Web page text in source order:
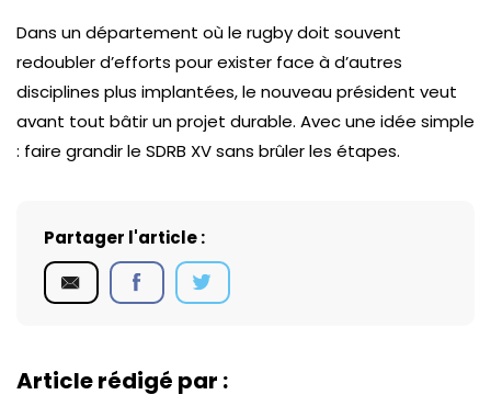
Dans un département où le rugby doit souvent
redoubler d’efforts pour exister face à d’autres
disciplines plus implantées, le nouveau président veut
avant tout bâtir un projet durable. Avec une idée simple
: faire grandir le SDRB XV sans brûler les étapes.
Partager l'article :
Article rédigé par :